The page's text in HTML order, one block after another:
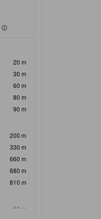
20 m
30 m
60 m
80 m
90 m
200 m
330 m
660 m
680 m
810 m
50 m